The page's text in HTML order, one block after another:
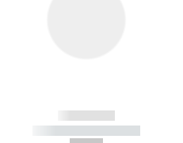
------------
----------- -----------